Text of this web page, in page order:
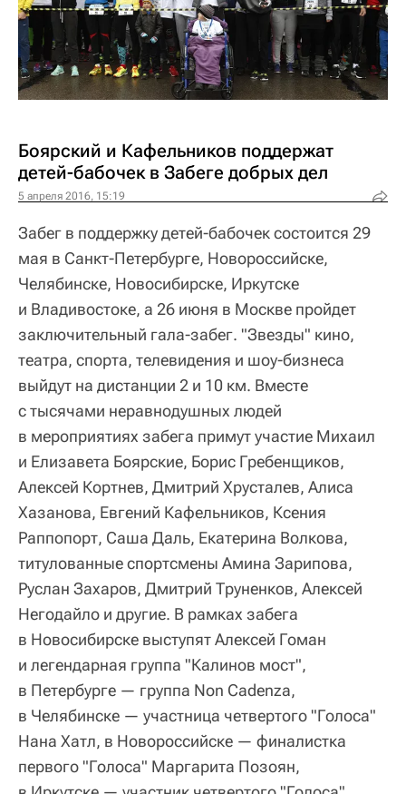
Боярский и Кафельников поддержат
детей-бабочек в Забеге добрых дел
5 апреля 2016, 15:19
Забег в поддержку детей-бабочек состоится 29
мая в Санкт-Петербурге, Новороссийске,
Челябинске, Новосибирске, Иркутске
и Владивостоке, а 26 июня в Москве пройдет
заключительный гала-забег. "Звезды" кино,
театра, спорта, телевидения и шоу-бизнеса
выйдут на дистанции 2 и 10 км. Вместе
с тысячами неравнодушных людей
в мероприятиях забега примут участие Михаил
и Елизавета Боярские, Борис Гребенщиков,
Алексей Кортнев, Дмитрий Хрусталев, Алиса
Хазанова, Евгений Кафельников, Ксения
Раппопорт, Саша Даль, Екатерина Волкова,
титулованные спортсмены Амина Зарипова,
Руслан Захаров, Дмитрий Труненков, Алексей
Негодайло и другие. В рамках забега
в Новосибирске выступят Алексей Гоман
и легендарная группа "Калинов мост",
в Петербурге — группа Non Cadenza,
в Челябинске — участница четвертого "Голоса"
Нана Хатл, в Новороссийске — финалистка
первого "Голоса" Маргарита Позоян,